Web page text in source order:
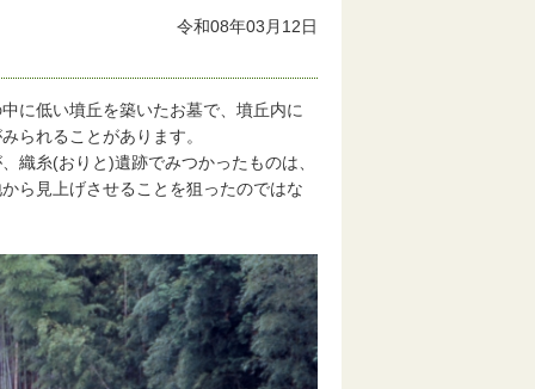
印刷する
令和08年03月12日
に低い墳丘を築いたお墓で、墳丘内に
られることがあります。
糸(おりと)遺跡でみつかったものは、
ら見上げさせることを狙ったのではな